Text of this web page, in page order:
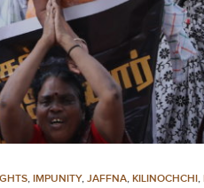
, IMPUNITY, JAFFNA, KILINOCHCHI,